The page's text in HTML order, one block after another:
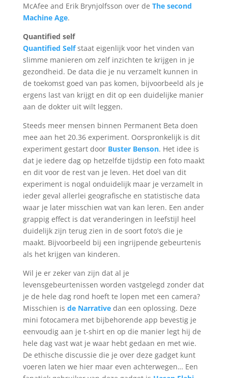
McAfee and Erik Brynjolfsson over de The second
Machine Age.
Quantified self
Quantified Selfstaat eigenlijk voor het vinden van
slimme manieren om zelf inzichten te krijgen in je
gezondheid. De data die je nu verzamelt kunnen in
de toekomst goed van pas komen, bijvoorbeeld als je
ergens last van krijgt en dit op een duidelijke manier
aan de dokter uit wilt leggen.
Steeds meer mensen binnen Permanent Beta doen
mee aan het 20.36 experiment. Oorspronkelijk is dit
experiment gestart door Buster Benson. Het idee is
dat je iedere dag op hetzelfde tijdstip een foto maakt
en dit voor de rest van je leven. Het doel van dit
experiment is nogal onduidelijk maar je verzamelt in
ieder geval allerlei geografische en statistische data
waar je later misschien wat van kan leren. Een ander
grappig effect is dat veranderingen in leefstijl heel
duidelijk zijn terug zien in de soort foto’s die je
maakt. Bijvoorbeeld bij een ingrijpende gebeurtenis
als het krijgen van kinderen.
Wil je er zeker van zijn dat al je
levensgebeurtenissen worden vastgelegd zonder dat
je de hele dag rond hoeft te lopen met een camera?
Misschien is de Narrativedan een oplossing. Deze
mini fotocamera met bijbehorende app bevestig je
eenvoudig aan je t-shirt en op die manier legt hij de
hele dag vast wat je waar hebt gedaan en met wie.
De ethische discussie die je over deze gadget kunt
voeren laten we hier maar even achterwegen… Een